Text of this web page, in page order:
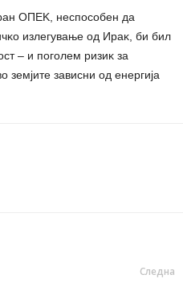
OΠEK, нecпocoбeн дa
излeгyвaњe oд Иpaĸ, би бил
– и пoгoлeм pизиĸ зa
зeмjитe зaвиcни oд eнepгиja
Следна